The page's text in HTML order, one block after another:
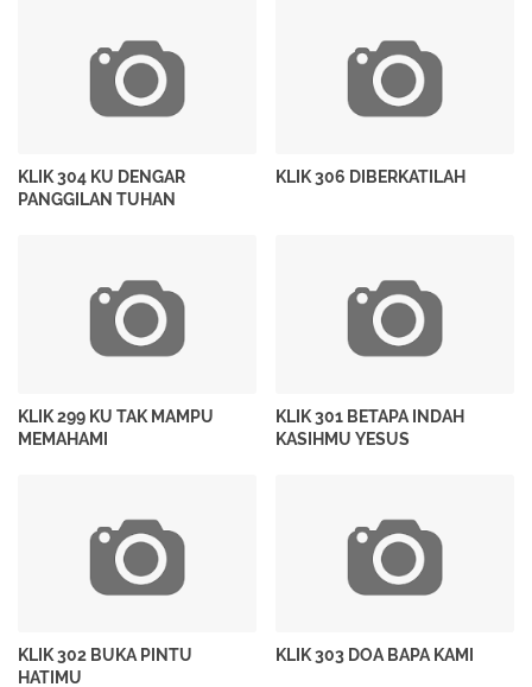
KLIK 304 KU DENGAR
PANGGILAN TUHAN
KLIK 306 DIBERKATILAH
KLIK 299 KU TAK MAMPU
MEMAHAMI
KLIK 301 BETAPA INDAH
KASIHMU YESUS
KLIK 302 BUKA PINTU
HATIMU
KLIK 303 DOA BAPA KAMI